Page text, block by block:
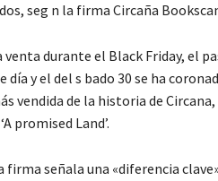
seg n la firma Circaña
venta durante el Black Friday, el
día y el del s bado 30 se ha
vendida de la historia de
promised Land’.
señala una «diferencia